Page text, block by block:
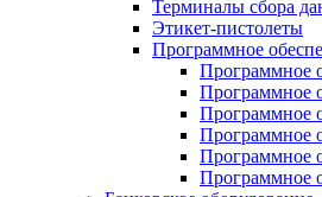
Терминалы сбора
Этикет-пистолеты
Программное
Программное
Программное
Программное
Программное
Программное
Программное